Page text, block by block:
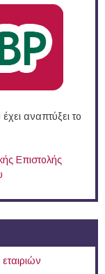
αναπτύξει το
Επιστολής